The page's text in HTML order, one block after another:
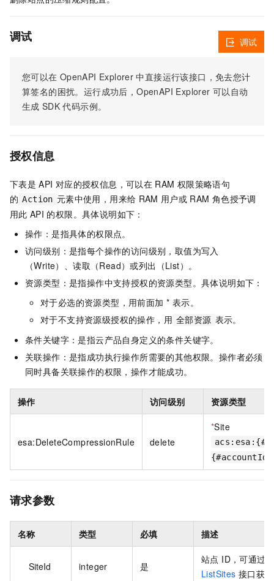
调试
您可以在 OpenAPI Explorer 中直接运行该接口，免去您计
算签名的困扰。运行成功后，OpenAPI Explorer 可以自动
生成 SDK 代码示例。
调试
授权信息
下表是 API 对应的授权信息，可以在 RAM 权限策略语句
的 Action 元素中使用，用来给 RAM 用户或 RAM 角色授予调
用此 API 的权限。具体说明如下：
操作：是指具体的权限点。
访问级别：是指每个操作的访问级别，取值为写入
（Write）、读取（Read）或列出（List）。
资源类型：是指操作中支持授权的资源类型。具体说明如下：
对于必选的资源类型，用前面加 * 表示。
对于不支持资源级授权的操作，用 全部资源 表示。
条件关键字：是指云产品自身定义的条件关键字。
关联操作：是指成功执行操作所需要的其他权限。操作者必须
同时具备关联操作的权限，操作才能成功。
操作 访问级别 资源类型
esa:DeleteCompressionRule delete
*Site
请求参数
名称 类型 必填 描述
SiteId integer 是
站点 ID，可通过
ListSites 接口获